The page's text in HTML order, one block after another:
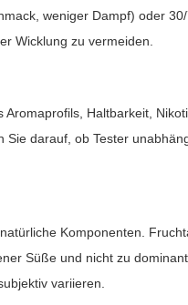
weniger Dampf) oder
Wicklung zu vermeiden.
Haltbarkeit,
darauf, ob Tester
Komponenten.
Süße und nicht zu
variieren.